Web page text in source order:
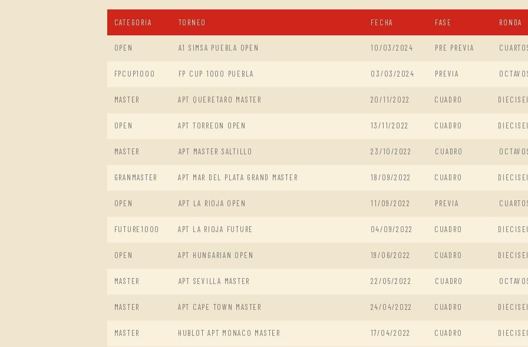
CATEGORIA TORNEO FECHA FASE RONDA
OPEN A1 SIMSA PUEBLA OPEN 10/03/2024 PRE PREVIA
FPCUP1000 FP CUP 1000 PUEBLA 03/03/2024 PREVIA
MASTER APT QUERETARO MASTER 20/11/2022 CUADRO
OPEN APT TORREON OPEN 13/11/2022 CUADRO
MASTER APT MASTER SALTILLO 23/10/2022 CUADRO
GRANMASTER APT MAR DEL PLATA GRAND MASTER 18/09/2022 CUADRO
OPEN APT LA RIOJA OPEN 11/09/2022 PREVIA
FUTURE1000 APT LA RIOJA FUTURE 04/09/2022 CUADRO
OPEN APT HUNGARIAN OPEN 19/06/2022 CUADRO
MASTER APT SEVILLA MASTER 22/05/2022 CUADRO
MASTER APT CAPE TOWN MASTER 24/04/2022 CUADRO
MASTER HUBLOT APT MONACO MASTER 17/04/2022 CUADRO